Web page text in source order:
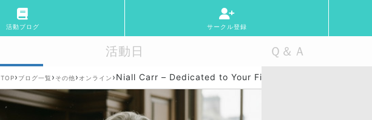
活動ブログ サークル登録
活動日 Ｑ＆Ａ
TOP› ブログ一覧 › その他› オンライン ›Niall Carr – Dedicated to Your Financial Success